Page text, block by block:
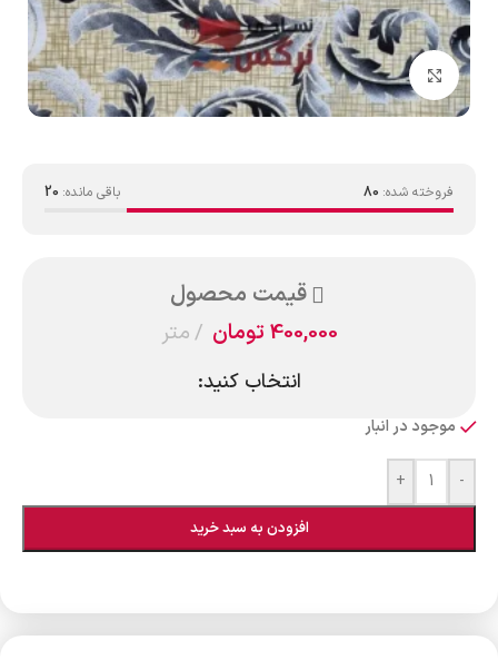
بزرگنمایی تصویر
فروخته شده: 80 باقی مانده: 20
قیمت محصول
400,000تومان متر
انتخاب کنید:
موجود در انبار
-
+
افزودن به سبد خرید